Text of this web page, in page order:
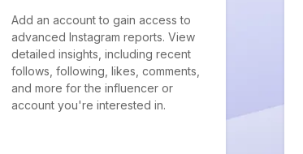
Add an account to gain access to
advanced Instagram reports. View
detailed insights, including recent
follows, following, likes, comments,
and more for the influencer or
account you're interested in.